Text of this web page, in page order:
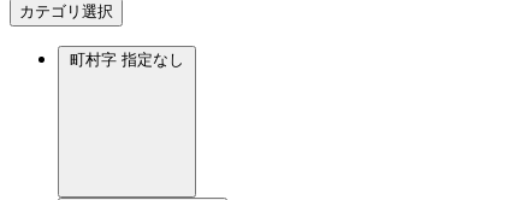
カテゴリ選択
町村字 指定なし